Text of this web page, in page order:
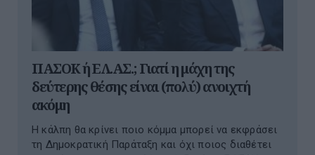
ΠΑΣΟΚ ή ΕΛ.ΑΣ.; Γιατί η μάχη της
δεύτερης θέσης είναι (πολύ) ανοιχτή
ακόμη
Η κάλπη θα κρίνει ποιο κόμμα μπορεί να εκφράσει
τη Δημοκρατική Παράταξη και όχι ποιος διαθέτει